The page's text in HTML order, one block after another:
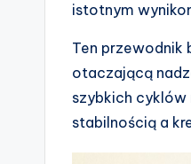
si
istotnym
Ten przewodnik
otaczającą
szybkich cyklów
stabilnością a